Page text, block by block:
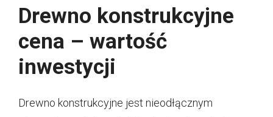
Drewno konstrukcyjne
cena – wartość
inwestycji
Drewno konstrukcyjne jest nieodłącznym